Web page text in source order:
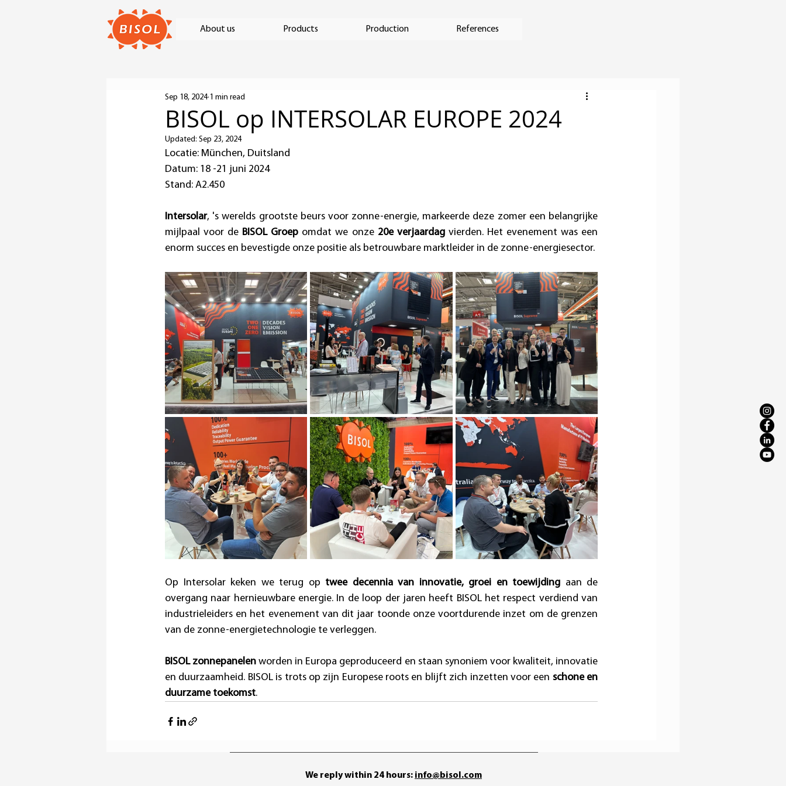
About us Products Production References
BISOL op INTERSOLAR EUROPE 2024
Sep 18, 2024 1 min read
Updated: Sep 23, 2024
Locatie: München, Duitsland
Datum: 18 -21 juni 2024
Stand: A2.450
Intersolar, 's werelds grootste beurs voor zonne-energie, markeerde deze zomer een belangrijke
mijlpaal voor de BISOL Groep omdat we onze 20e verjaardag vierden. Het evenement was een
enorm succes en bevestigde onze positie als betrouwbare marktleider in de zonne-energiesector.
Op Intersolar keken we terug op twee decennia van innovatie, groei en toewijding aan de
overgang naar hernieuwbare energie. In de loop der jaren heeft BISOL het respect verdiend van
industrieleiders en het evenement van dit jaar toonde onze voortdurende inzet om de grenzen
van de zonne-energietechnologie te verleggen.
BISOL zonnepanelen worden in Europa geproduceerd en staan synoniem voor kwaliteit, innovatie
en duurzaamheid. BISOL is trots op zijn Europese roots en blijft zich inzetten voor een schone en
duurzame toekomst.
We reply within 24 hours: info@bisol.com